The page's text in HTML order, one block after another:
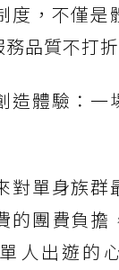
度，不僅是
品質不打
造體驗：一
對單身族群
團費負擔
人出遊的